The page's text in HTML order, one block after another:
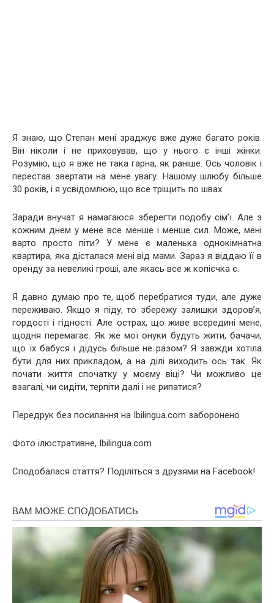
Я знаю, що Степан мені зраджує вже дуже багато років.
Він ніколи і не приховував, що у нього є інші жінки.
Розумію, що я вже не така гарна, як раніше. Ось чоловік і
перестав звертати на мене увагу. Нашому шлюбу більше
30 років, і я усвідомлюю, що все тріщить по швах.
Заради внучат я намагаюся зберегти подобу сім’ї. Але з
кожним днем ​​у мене все менше і менше сил. Може, мені
варто просто піти? У мене є маленька однокімнатна
квартира, яка дісталася мені від мами. Зараз я віддаю її в
оренду за невеликі гроші, але якась все ж копієчка є.
Я давно думаю про те, щоб перебратися туди, але дуже
переживаю. Якщо я піду, то збережу залишки здоров’я,
гордості і гідності. Але острах, що живе всередині мене,
щодня перемагає. Як же мої онуки будуть жити, бачачи,
що їх бабуся і дідусь більше не разом? Я завжди хотіла
бути для них прикладом, а на ділі виходить ось так. Як
почати життя спочатку у моєму віці? Чи можливо це
взагалі, чи сидіти, терпіти далі і не рипатися?
Передрук без посилання на Ibilingua.com заборонено
Фото ілюстративне, Ibilingua.com
Сподобалася стаття? Поділіться з друзями на Facebook!